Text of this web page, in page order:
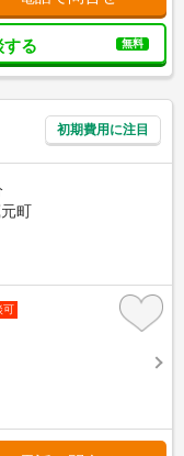
する 無料
初期費用に注目
町
可